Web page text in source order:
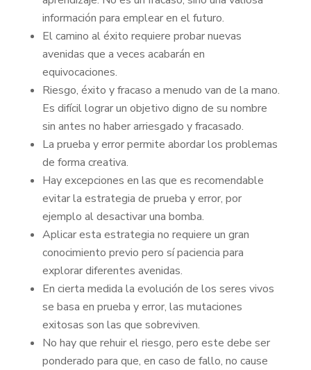
información para emplear en el futuro.
El camino al éxito requiere probar nuevas
avenidas que a veces acabarán en
equivocaciones.
Riesgo, éxito y fracaso a menudo van de la mano.
Es difícil lograr un objetivo digno de su nombre
sin antes no haber arriesgado y fracasado.
La prueba y error permite abordar los problemas
de forma creativa.
Hay excepciones en las que es recomendable
evitar la estrategia de prueba y error, por
ejemplo al desactivar una bomba.
Aplicar esta estrategia no requiere un gran
conocimiento previo pero sí paciencia para
explorar diferentes avenidas.
En cierta medida la evolución de los seres vivos
se basa en prueba y error, las mutaciones
exitosas son las que sobreviven.
No hay que rehuir el riesgo, pero este debe ser
ponderado para que, en caso de fallo, no cause